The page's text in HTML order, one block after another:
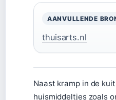
AANVULLENDE
thuisarts.nl
Naast kramp in de
huismiddeltjes zoals